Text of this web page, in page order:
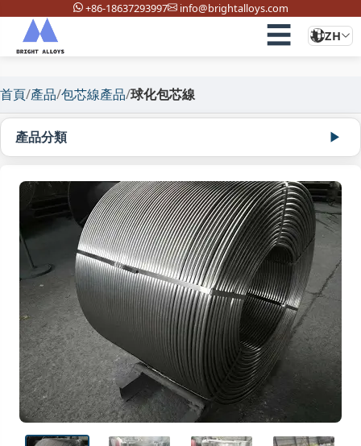
+86-18637293997 info@brightalloys.com
☰ ZH
首頁/產品/包芯線產品/球化包芯線
產品分類